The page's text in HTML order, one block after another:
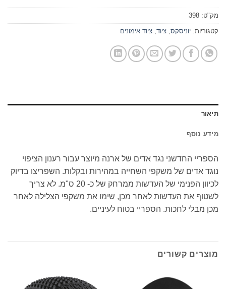
מק"ט: 398
קטגוריות: יוניסקס, ציוד, ציוד אימונים
תיאור
מידע נוסף
הספריי החדשני נגד אדים של ארנה מיוצר עבור רענון הציפוי
נוגד אדים של משקפי השחייה במהירות ובקלות. השפריצו בדיוק
לכיוון הפנימי של העדשות ממרחק של כ- 20 ס"מ. לא צריך
לשטוף את העדשות לאחר מכן, שימו את משקפי הצלילה לאחר
מכן מבלי לחכות. הספריי בטוח לעיניים.
מוצרים קשורים